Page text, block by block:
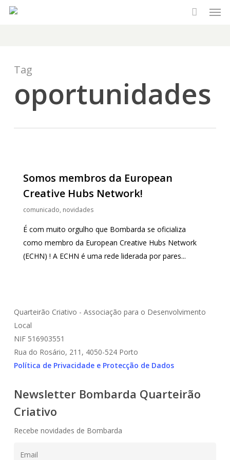
Skip
Tag
oportunidades
Somos membros da European
Creative Hubs Network!
comunicado, novidades
É com muito orgulho que Bombarda se oficializa
como membro da European Creative Hubs Network
(ECHN) ! A ECHN é uma rede liderada por pares...
Quarteirão Criativo - Associação para o Desenvolvimento
Local
NIF 516903551
Rua do Rosário, 211, 4050-524 Porto
Política de Privacidade e Protecção de Dados
Newsletter Bombarda Quarteirão
Criativo
Recebe novidades de Bombarda